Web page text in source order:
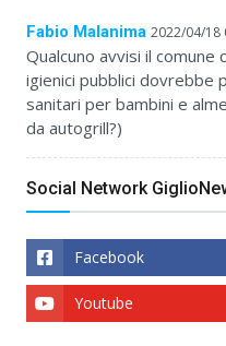
Fabio Malanima 2022/04/18
Qualcuno avvisi il
igienici pubblici dovrebbe
sanitari per bambini e
da autogrill?)
Social Network
Facebook
Youtube